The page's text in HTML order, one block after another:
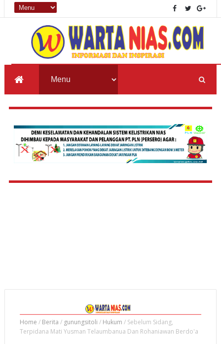
Home / Berita / gunungsitoli / Hukum / Sebelum Sidang,
Terpidana Mati Yusman Telaumbanua Dan Rohaniawan Berdo'a